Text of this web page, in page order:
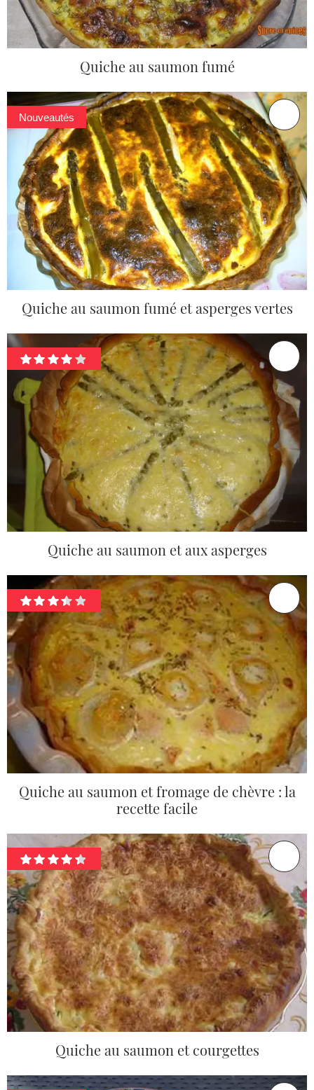
Quiche au saumon fumé
Nouveautés
Quiche au saumon fumé et asperges vertes
Quiche au saumon et aux asperges
Quiche au saumon et fromage de chèvre : la
recette facile
Quiche au saumon et courgettes